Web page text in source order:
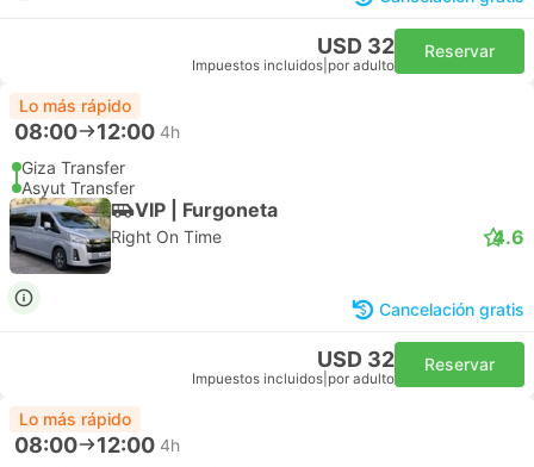
USD 32
Impuestos incluidos por adulto
Reservar
Lo más rápido
08:00 12:00 4h
Giza Transfer
Asyut Transfer
VIP | Furgoneta
Right On Time 4.6
Cancelación gratis
USD 32
Impuestos incluidos por adulto
Reservar
Lo más rápido
08:00 12:00 4h